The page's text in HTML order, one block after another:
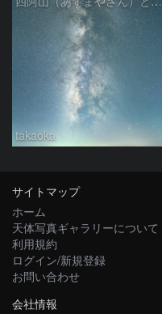
takaoka
サイトマップ
ホーム
天体写真ギャラリーについて
利用規約
ログイン/新規登録
お問い合わせ
会社情報